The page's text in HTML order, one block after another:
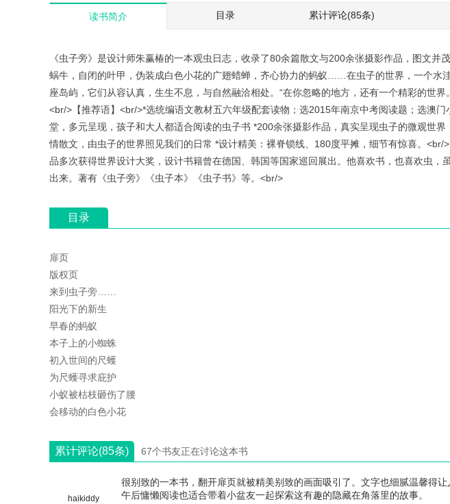
小顾聊绘画:写给全世界的
人文美学公开课(共5册)
读书简介 目录 累计评论(85条)
《虫子旁》是设计师朱赢椿的一本观虫日志，收录了80余篇散文与200余张摄影作品，图文并
蜗牛，自闭的叶甲，伪装成白色小花的广翅蜡蝉，齐心协力的蚂蚁……在虫子的世界，一个水
座岛屿，它们从容认真，生生不息，与自然融洽相处。“在你忽略的地方，还有一个精彩的世界
<br/>【推荐语】<br/>*选统编语文教材五六年级配套读物；选2015年南京中考阅读题；选澳
堂，多元呈现，孩子和大人都适合阅读的虫子书 *200余张摄影作品，真实呈现虫子的微观世
情散文，由虫子的世界照见我们的日常 *设计精美：裸脊锁线、180度平摊，细节有惊喜。
品多次获得世界设计大奖，设计书籍曾在德国、韩国等国家巡回展出。他喜欢书，也喜欢虫，
出来。著有《虫子旁》《虫子本》《虫子书》等。<br/>
目录
扉页
版权页
来到虫子旁……
阳光下的新生
早春的蚂蚁
本子上的小蜘蛛
初入世间的尺蠖
为尺蠖寻求庇护
小蚁被枯枝砸伤了腰
会移动的白色小花
累计评论(85条) 67个书友正在讨论这本书
haikiddy
很别致的一本书，翻开扉页就被精美别致的画面吸引了。文字也细腻温馨得
午后慵懒阅读也适合带着小盆友一起探索这有趣的隐藏在角落里的故事。